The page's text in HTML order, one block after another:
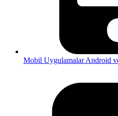
Mobil UygulamalarAndroid